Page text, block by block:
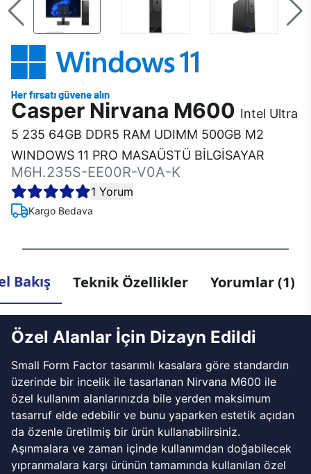
Casper Nirvana M600 Intel Ultra
5 235 64GB DDR5 RAM UDIMM 500GB M2
WINDOWS 11 PRO MASAÜSTÜ BİLGİSAYAR
M6H.235S-EE00R-V0A-K
1 Yorum
Kargo Bedava
Bakış Teknik Özellikler Yorumlar (1)
Özel Alanlar İçin Dizayn Edildi
Small Form Factor tasarımlı kasalara göre standardın
üzerinde bir incelik ile tasarlanan Nirvana M600 ile
özel kullanım alanlarınızda bile yerden maksimum
tasarruf elde edebilir ve bunu yaparken estetik açıdan
da özenle üretilmiş bir ürün kullanabilirsiniz.
Aşınmalara ve zaman içinde kullanımdan doğabilecek
yıpranmalara karşı ürünün tamamında kullanılan özel